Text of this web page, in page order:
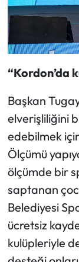
“Kordon’da
Başkan
elverişliliğini
edebilmek
Ölçümü
ölçümde bir
saptanan
Belediyesi
ücretsiz
kulüpleriyle